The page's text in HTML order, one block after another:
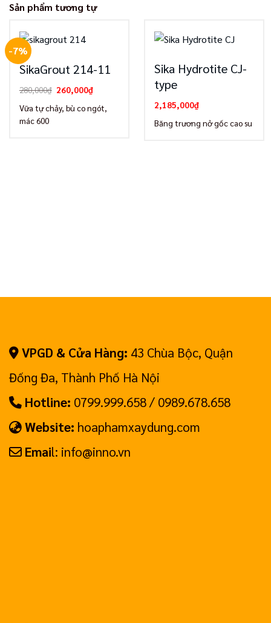
Sản phẩm tương tự
-7%
SikaGrout 214-11
280,000₫ Giá
gốc
là:
280,000₫.
260,000₫Giá
hiện
tại
là:
Vữa tự chảy, bù co ngót,
mác 600
Sika Hydrotite CJ-
type
2,185,000₫
Băng trương nở gốc cao su
VPGD & Cửa Hàng: 43 Chùa Bộc, Quận
Đống Đa, Thành Phố Hà Nội
Hotline: 0799.999.658 / 0989.678.658
Website: hoaphamxaydung.com
Email: info@inno.vn